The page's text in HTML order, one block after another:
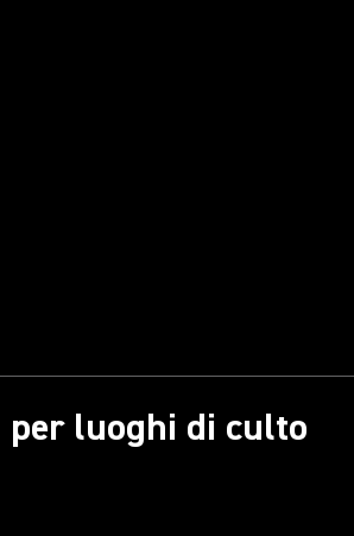
per luoghi di culto